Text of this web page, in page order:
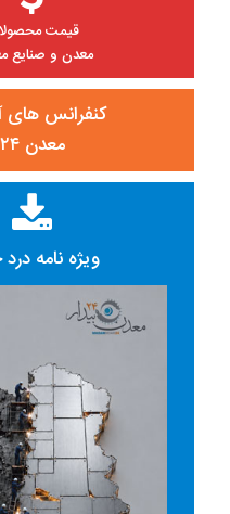
قیمت
معدن و صنایع
کنفرانس های
معدن ۲۴
ویژه نامه